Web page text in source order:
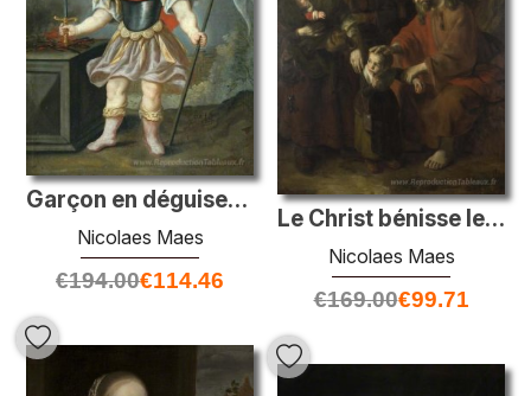
Le Christ bénisse les enfants
Nicolaes Maes
€169.00€99.71
Garçon en déguisement en tant que soldat romain
Nicolaes Maes
€194.00€114.46